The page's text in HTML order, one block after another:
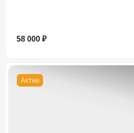
58 000 ₽
Актив